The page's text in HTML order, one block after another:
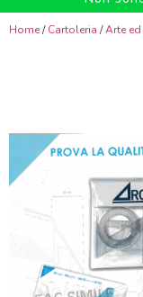
Home/Cartoleria /Arte